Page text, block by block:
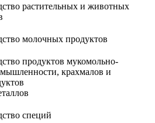
растительных и животных
молочных продуктов
продуктов мукомольно-
крахмалов и
специй